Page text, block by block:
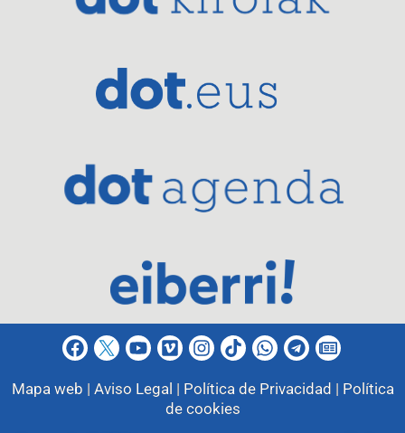
Mapa web | Aviso Legal | Política de Privacidad | Política
de cookies